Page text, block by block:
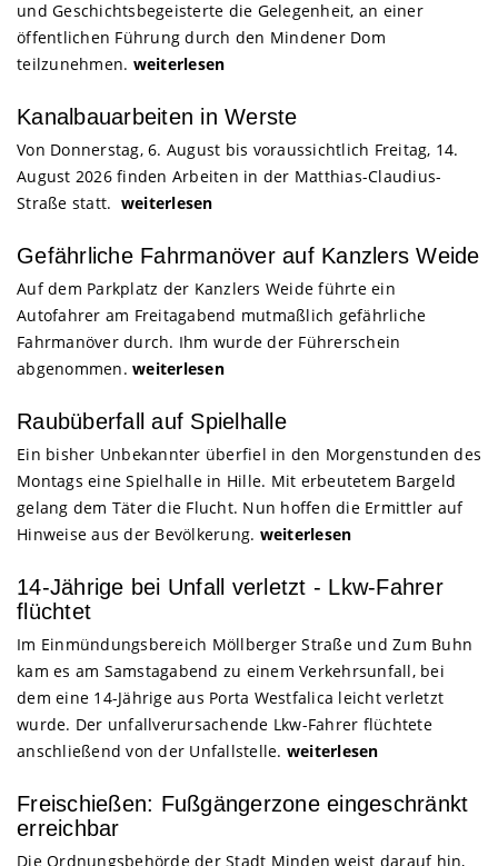
und Geschichtsbegeisterte die Gelegenheit, an einer
öffentlichen Führung durch den Mindener Dom
teilzunehmen. weiterlesen
Kanalbauarbeiten in Werste
Von Donnerstag, 6. August bis voraussichtlich Freitag, 14.
August 2026 finden Arbeiten in der Matthias-Claudius-
Straße statt. weiterlesen
Gefährliche Fahrmanöver auf Kanzlers Weide
Auf dem Parkplatz der Kanzlers Weide führte ein
Autofahrer am Freitagabend mutmaßlich gefährliche
Fahrmanöver durch. Ihm wurde der Führerschein
abgenommen. weiterlesen
Raubüberfall auf Spielhalle
Ein bisher Unbekannter überfiel in den Morgenstunden des
Montags eine Spielhalle in Hille. Mit erbeutetem Bargeld
gelang dem Täter die Flucht. Nun hoffen die Ermittler auf
Hinweise aus der Bevölkerung. weiterlesen
14-Jährige bei Unfall verletzt - Lkw-Fahrer
flüchtet
Im Einmündungsbereich Möllberger Straße und Zum Buhn
kam es am Samstagabend zu einem Verkehrsunfall, bei
dem eine 14-Jährige aus Porta Westfalica leicht verletzt
wurde. Der unfallverursachende Lkw-Fahrer flüchtete
anschließend von der Unfallstelle. weiterlesen
Freischießen: Fußgängerzone eingeschränkt
erreichbar
Die Ordnungsbehörde der Stadt Minden weist darauf hin,